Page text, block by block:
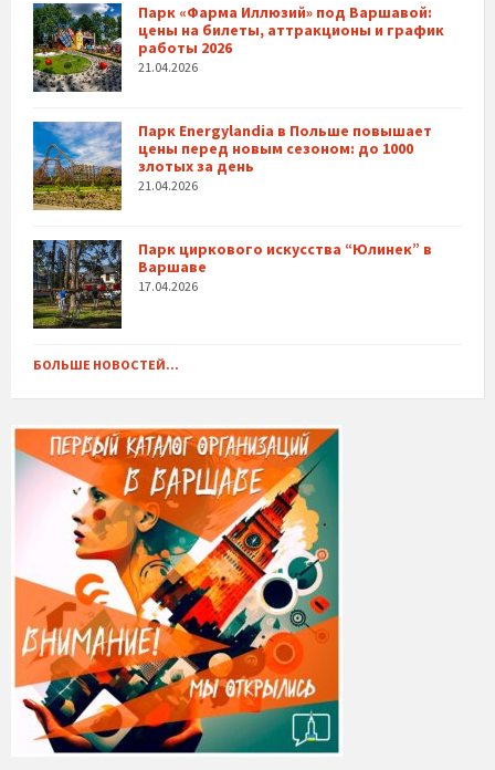
Парк «Фарма Иллюзий» под Варшавой:
цены на билеты, аттракционы и график
работы 2026
21.04.2026
Парк Energylandia в Польше повышает
цены перед новым сезоном: до 1000
злотых за день
21.04.2026
Парк циркового искусства “Юлинек” в
Варшаве
17.04.2026
БОЛЬШЕ НОВОСТЕЙ...